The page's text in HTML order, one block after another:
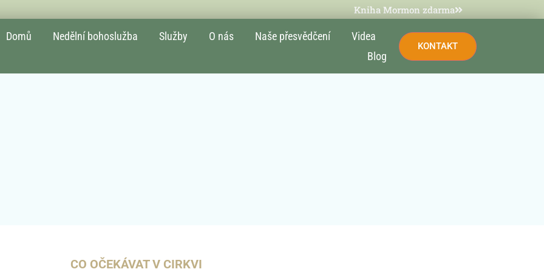
Kniha Mormon zdarma
Domů Nedělní bohoslužba​ Služby O nás Naše přesvědčení
Videa
Blog
KONTAKT
CO OČEKÁVAT V CIRKVI